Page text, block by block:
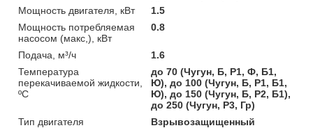
Мощность двигателя, кВт
1.5
Мощность потребляемая
насосом (макс,), кВт
0.8
Подача, м³/ч
1.6
Температура
перекачиваемой жидкости,
ºС
до 70 (Чугун, Б, Р1, Ф, Б1,
Ю), до 100 (Чугун, Б, Р1, Б1,
Ю), до 150 (Чугун, Б, Р2, Б1),
до 250 (Чугун, Р3, Гр)
Тип двигателя
Взрывозащищенный